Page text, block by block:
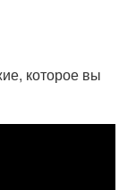
которое вы